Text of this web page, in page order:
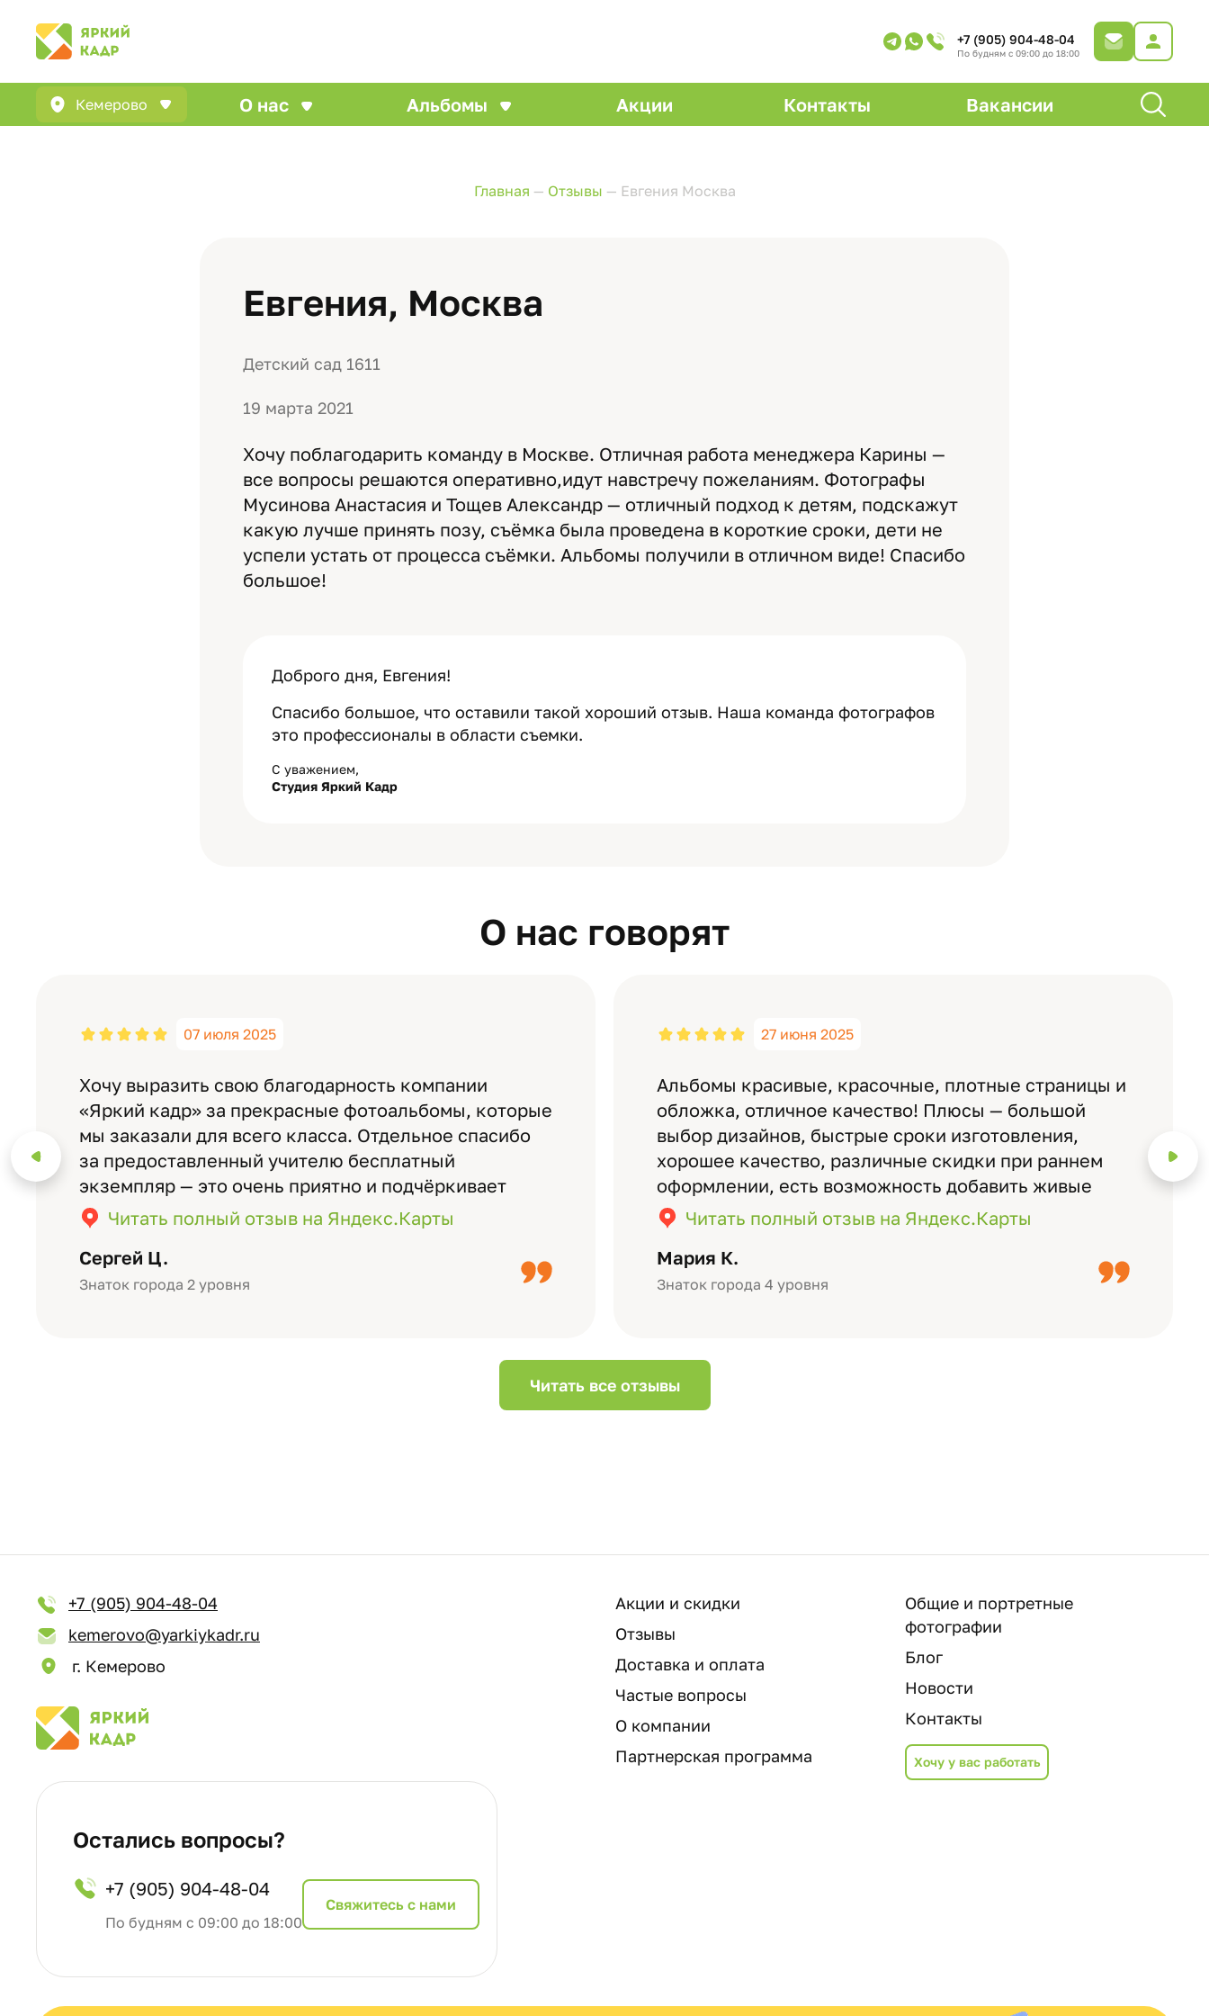
+7 (905) 904-48-04
По будням с 09:00 до 18:00
Кемерово О нас Альбомы Акции Контакты Вакансии
Главная — Отзывы — Евгения Москва
Евгения, Москва
Детский сад 1611
19 марта 2021
Хочу поблагодарить команду в Москве. Отличная работа менеджера Карины —
все вопросы решаются оперативно,идут навстречу пожеланиям. Фотографы
Мусинова Анастасия и Тощев Александр — отличный подход к детям, подскажут
какую лучше принять позу, съёмка была проведена в короткие сроки, дети не
успели устать от процесса съёмки. Альбомы получили в отличном виде! Спасибо
большое!
Доброго дня, Евгения!
Спасибо большое, что оставили такой хороший отзыв. Наша команда фотографов
это профессионалы в области съемки.
С уважением,
Студия Яркий Кадр
О нас говорят
Сергей Ц.
Знаток города 2 уровня
07 июля 2025
Хочу выразить свою благодарность компании
«Яркий кадр» за прекрасные фотоальбомы, которые
мы заказали для всего класса. Отдельное спасибо
за предоставленный учителю бесплатный
экземпляр — это очень приятно и подчёркивает
значимость события. Качество альбомов на высшем
уровне: плотная бумага, красивый дизайн….
Читать полный отзыв на Яндекс.Карты
Мария К.
Знаток города 4 уровня
27 июня 2025
Альбомы красивые, красочные, плотные страницы и
обложка, отличное качество! Плюсы — большой
выбор дизайнов, быстрые сроки изготовления,
хорошее качество, различные скидки при раннем
оформлении, есть возможность добавить живые
кадры (потом можно смотреть через телефон
короткое видео с детьми, воспитателями).
Небольшой…
Читать полный отзыв на Яндекс.Карты
Читать все отзывы
+7 (905) 904-48-04
kemerovo@yarkiykadr.ru
г. Кемерово
Акции и скидки
Отзывы
Доставка и оплата
Частые вопросы
О компании
Партнерская программа
Общие и портретные
фотографии
Блог
Новости
Контакты
Хочу у вас работать
Остались вопросы?
+7 (905) 904-48-04
По будням с 09:00 до 18:00
Cвяжитесь с нами